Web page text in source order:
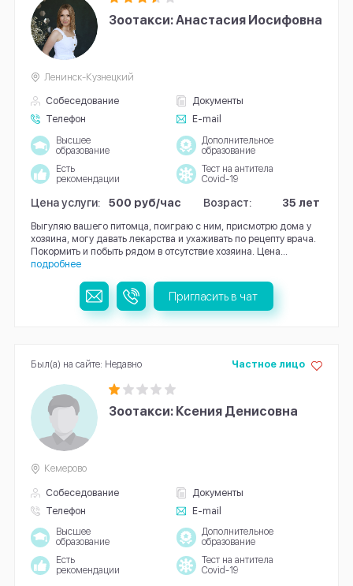
Зоотакси: Анастасия Иосифовна
Собеседование
Документы
Телефон
E-mail
Ленинск-Кузнецкий
Высшее
образование
Дополнительное
образование
Есть
рекомендации
Тест на антитела
Covid-19
Цена услуги: 500 руб/час Возраст: 35 лет
Выгуляю вашего питомца, поиграю с ним, присмотрю дома у
хозяина, могу давать лекарства и ухаживать по рецепту врача.
Покормить и побыть рядом в отсутствие хозяина. Цена...
подробнее
Пригласить в чат
Зоотакси: Ксения Денисовна
Собеседование
Документы
Телефон
E-mail
Частное лицо
Кемерово
Высшее
образование
Дополнительное
образование
Есть
рекомендации
Тест на антитела
Covid-19
Был(а) на сайте: Недавно